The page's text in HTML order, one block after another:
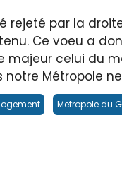
rejeté par la
Ce voeu a
majeur celui du
Métropole ne
Metropole du